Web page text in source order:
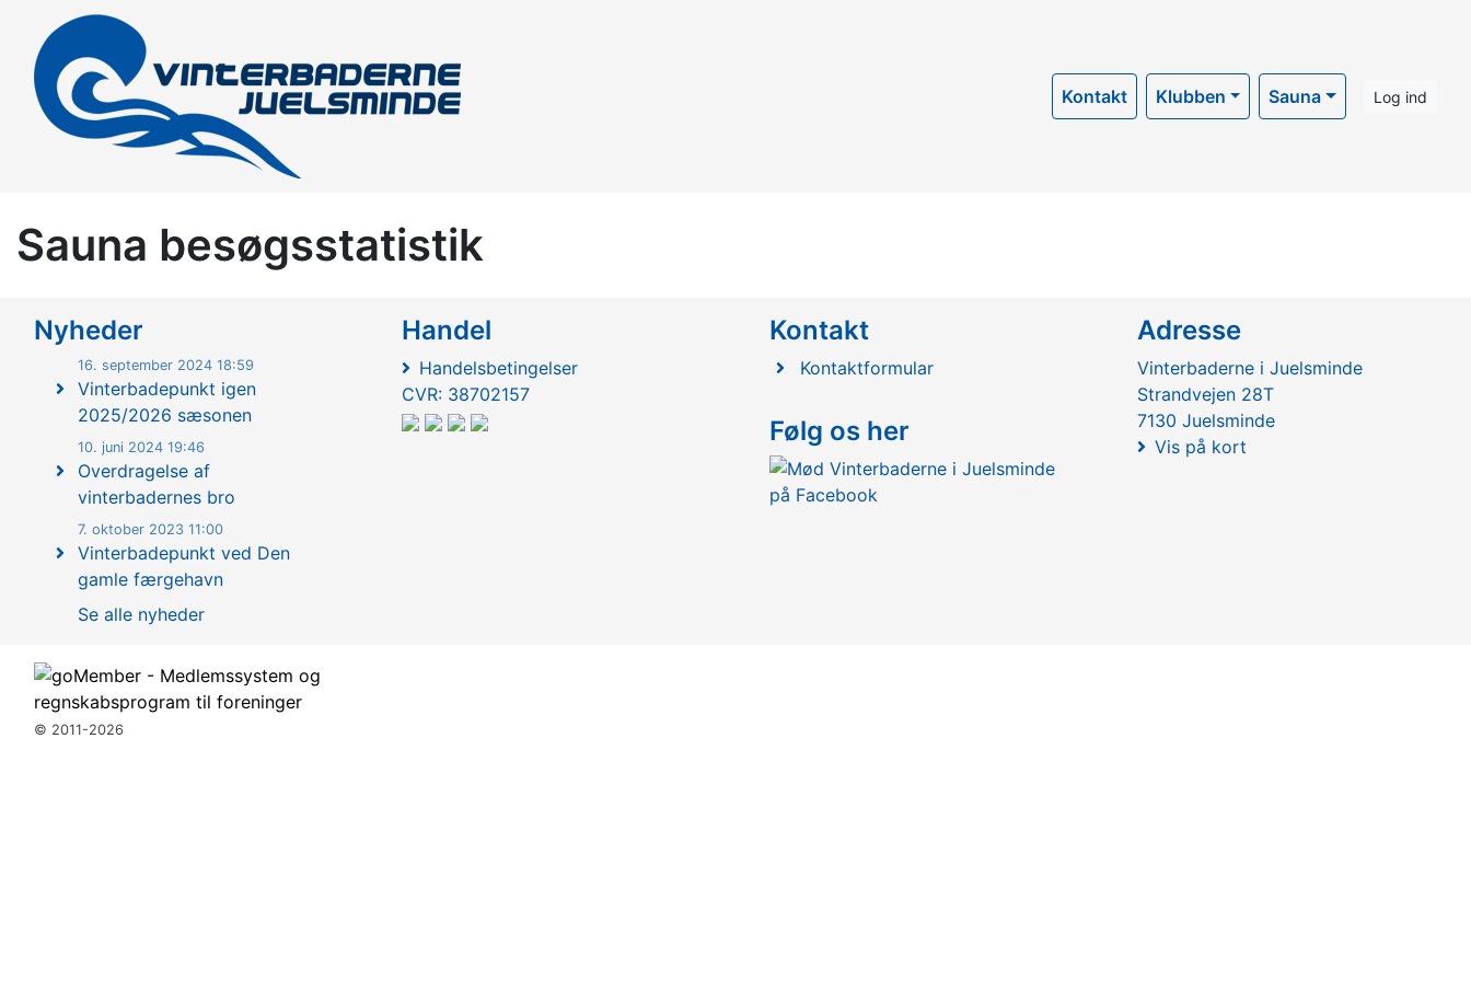
Kontakt Klubben Sauna Log ind
Sauna besøgsstatistik
Nyheder
16. september 2024 18:59
Vinterbadepunkt igen
2025/2026 sæsonen
10. juni 2024 19:46
Overdragelse af
vinterbadernes bro
7. oktober 2023 11:00
Vinterbadepunkt ved Den
gamle færgehavn
Se alle nyheder
Handel
Handelsbetingelser
CVR: 38702157
Kontakt
Kontaktformular
Følg os her
Adresse
Vinterbaderne i Juelsminde
Strandvejen 28T
7130 Juelsminde
Vis på kort
© 2011-2026